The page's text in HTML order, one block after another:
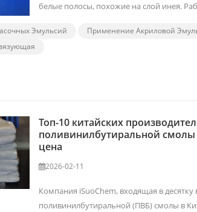
белые полосы, похожие на слой инея.
Эмульсий
Применение Акриловой
Топ-10 китайских
поливинилбутиральной
цена
2026-02-11
Компания iSuoChem, входящая в
поливинилбутиральной (ПВБ) смолы в